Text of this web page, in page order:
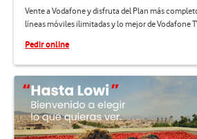
Vente a Vodafone y disfruta del Plan más
líneas móviles ilimitadas y lo mejor de Vodafone
Pedir online